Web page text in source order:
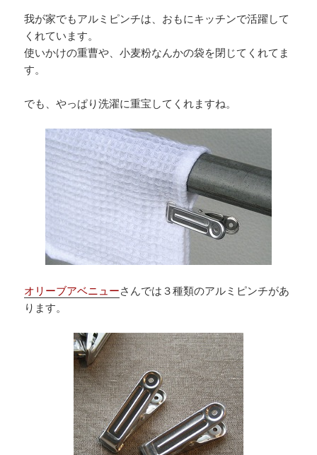
我が家でもアルミピンチは、おもにキッチンで活躍して
くれています。
使いかけの重曹や、小麦粉なんかの袋を閉じてくれてま
す。
でも、やっぱり洗濯に重宝してくれますね。
オリーブアベニューさんでは３種類のアルミピンチがあ
ります。